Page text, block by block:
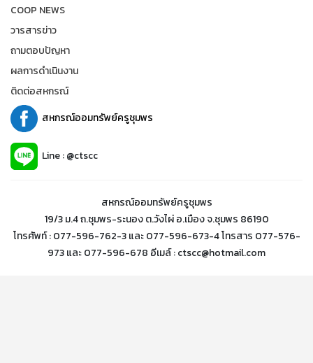
COOP NEWS
วารสารข่าว
ถามตอบปัญหา
ผลการดำเนินงาน
ติดต่อสหกรณ์
สหกรณ์ออมทรัพย์ครูชุมพร
Line : @ctscc
สหกรณ์ออมทรัพย์ครูชุมพร
19/3 ม.4 ถ.ชุมพร-ระนอง ต.วังไผ่ อ.เมือง จ.ชุมพร 86190
โทรศัพท์ : 077-596-762-3 และ 077-596-673-4 โทรสาร 077-576-
973 และ 077-596-678 อีเมล์ : ctscc@hotmail.com